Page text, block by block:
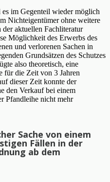
im Gegenteil wieder möglich
Nichteigentümer ohne weitere
aktuellen Fachliteratur
Möglichkeit des Erwerbs des
und verlorenen Sachen in
Grundsätzen des Schutzes
also theoretisch, eine
für die Zeit von 3 Jahren
dieser Zeit konnte der
den Verkauf bei einem
Pfandleihe nicht mehr
Sache von einem
Fällen in der
ab dem